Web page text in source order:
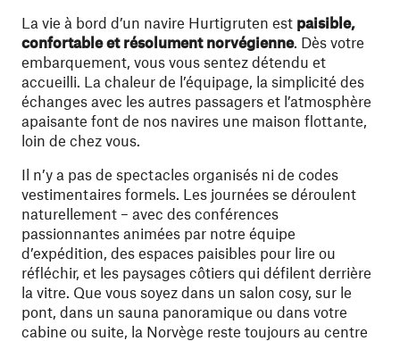
La vie à bord d’un navire Hurtigruten est paisible,
confortable et résolument norvégienne. Dès votre
embarquement, vous vous sentez détendu et
accueilli. La chaleur de l’équipage, la simplicité des
échanges avec les autres passagers et l’atmosphère
apaisante font de nos navires une maison flottante,
loin de chez vous.
Il n’y a pas de spectacles organisés ni de codes
vestimentaires formels. Les journées se déroulent
naturellement – avec des conférences
passionnantes animées par notre équipe
d’expédition, des espaces paisibles pour lire ou
réfléchir, et les paysages côtiers qui défilent derrière
la vitre. Que vous soyez dans un salon cosy, sur le
pont, dans un sauna panoramique ou dans votre
cabine ou suite, la Norvège reste toujours au centre